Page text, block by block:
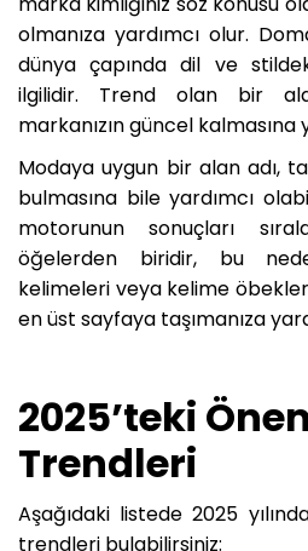
olmanıza yardımcı olur.
dünya çapında dil ve
ilgilidir. Trend olan bir
markanızın güncel kalmasına
Modaya uygun bir alan adı,
bulmasına bile yardımcı
motorunun sonuçları
öğelerden biridir, bu
kelimeleri veya kelime
en üst sayfaya taşımanıza
2025’teki
Trendleri
Aşağıdaki listede 2025
trendleri bulabilirsiniz: